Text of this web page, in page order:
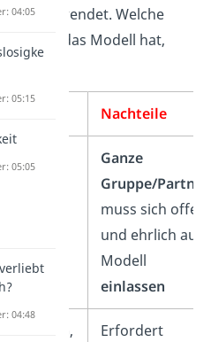
angewendet. Welche
das Modell hat,
hier:
Nachteile
Ganze
Gruppe/Partner
muss sich offen
und ehrlich auf
Modell
einlassen
,
Erfordert
04:05
05:15
05:05
04:48